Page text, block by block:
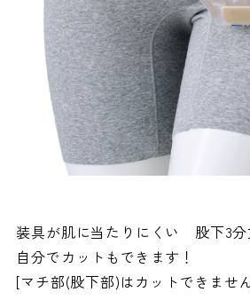
装具が肌に当たりにくい 股下3分
自分でカットもできます！
[マチ部(股下部)はカットできませ